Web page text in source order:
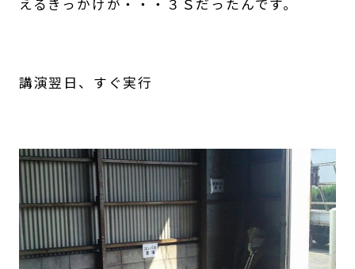
えるきっかけが・・・３Ｓだったんです。
講演翌日、すぐ実行